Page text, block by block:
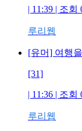
| 11:39 | 조회
루리웹
[유머] 여행
[31]
| 11:36 | 조회
루리웹